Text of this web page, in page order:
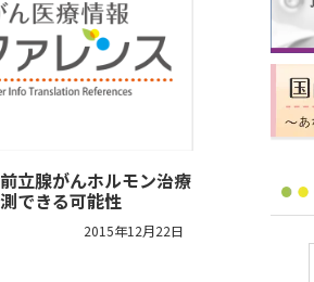
立腺がんホルモン治療
できる可能性
2015年12月22日